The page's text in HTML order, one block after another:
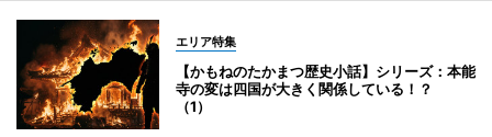
エリア特集
【かもねのたかまつ歴史小話】シリーズ：本能
寺の変は四国が大きく関係している！？
（1）